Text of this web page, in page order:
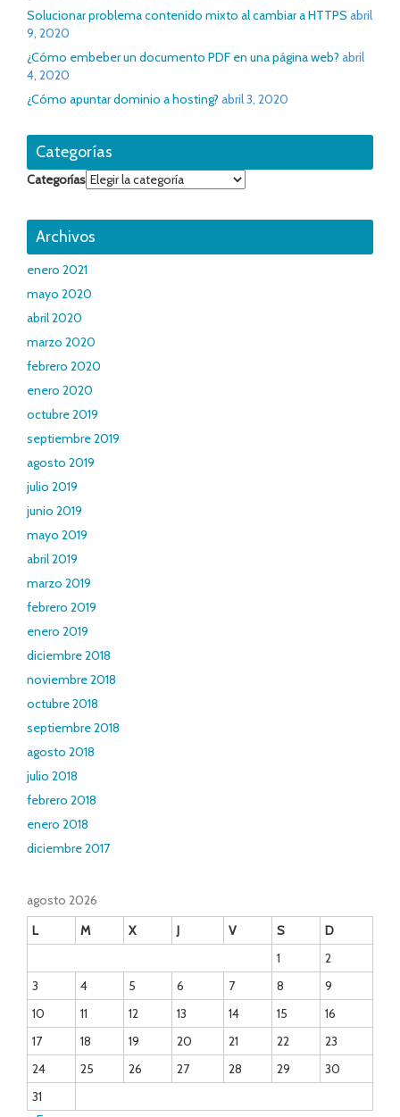
Solucionar problema contenido mixto al cambiar a HTTPS abril
9, 2020
¿Cómo embeber un documento PDF en una página web? abril
4, 2020
¿Cómo apuntar dominio a hosting? abril 3, 2020
Categorías
Categorías
Archivos
enero 2021
mayo 2020
abril 2020
marzo 2020
febrero 2020
enero 2020
octubre 2019
septiembre 2019
agosto 2019
julio 2019
junio 2019
mayo 2019
abril 2019
marzo 2019
febrero 2019
enero 2019
diciembre 2018
noviembre 2018
octubre 2018
septiembre 2018
agosto 2018
julio 2018
febrero 2018
enero 2018
diciembre 2017
agosto 2026
L
M X J V S
D
1
2
3
4 5 6 7 8
9
10
11 12 13 14 15
16
17
18 19 20 21 22
23
24
25 26 27 28 29
30
31